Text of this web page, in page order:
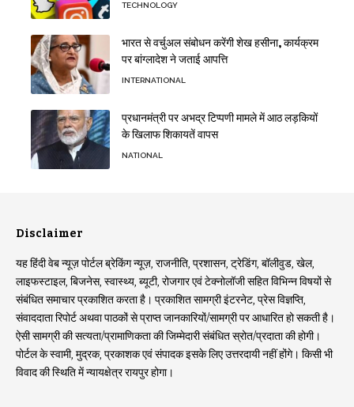
TECHNOLOGY
भारत से वर्चुअल संबोधन करेंगी शेख हसीना, कार्यक्रम
पर बांग्लादेश ने जताई आपत्ति
INTERNATIONAL
प्रधानमंत्री पर अभद्र टिप्पणी मामले में आठ लड़कियों
के खिलाफ शिकायतें वापस
NATIONAL
Disclaimer
यह हिंदी वेब न्यूज़ पोर्टल ब्रेकिंग न्यूज़, राजनीति, प्रशासन, ट्रेडिंग, बॉलीवुड, खेल,
लाइफस्टाइल, बिजनेस, स्वास्थ्य, ब्यूटी, रोजगार एवं टेक्नोलॉजी सहित विभिन्न विषयों से
संबंधित समाचार प्रकाशित करता है। प्रकाशित सामग्री इंटरनेट, प्रेस विज्ञप्ति,
संवाददाता रिपोर्ट अथवा पाठकों से प्राप्त जानकारियों/सामग्री पर आधारित हो सकती है।
ऐसी सामग्री की सत्यता/प्रामाणिकता की जिम्मेदारी संबंधित स्रोत/प्रदाता की होगी।
पोर्टल के स्वामी, मुद्रक, प्रकाशक एवं संपादक इसके लिए उत्तरदायी नहीं होंगे। किसी भी
विवाद की स्थिति में न्यायक्षेत्र रायपुर होगा।